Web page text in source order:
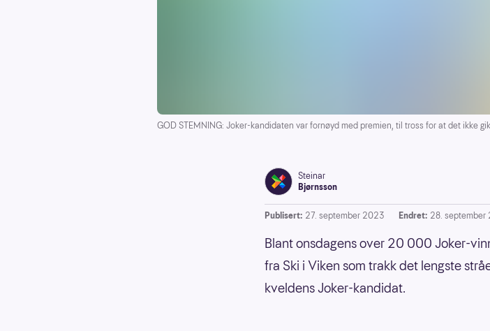
GOD STEMNING: Joker-kandidaten var fornøyd med premien, til tross for at det ikke
Steinar
Bjørnsson
Publisert: 27. september 2023 Endret: 28. september
Blant onsdagens over 20 000 Joker-
fra Ski i Viken som trakk det lengste
kveldens Joker-kandidat.